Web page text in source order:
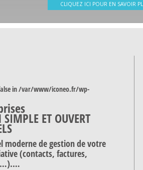
CLIQUEZ ICI POUR EN SAVOIR
in/var/www/iconeo.fr/wp-
ET OUVERT
moderne de gestion de votre
(contacts, factures,